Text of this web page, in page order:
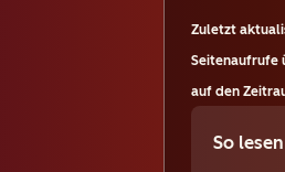
Zuletzt
Seitenaufrufe
auf den
So